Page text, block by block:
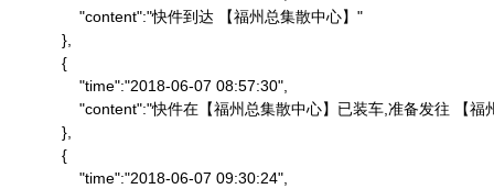
                "content":"快件到达 【福州总集散中心】"
            },
            {
                "time":"2018-06-07 08:57:30",
"content":"快件在【福州总集散中心】已装车,准备发往 【
            },
            {
                "time":"2018-06-07 09:30:24",